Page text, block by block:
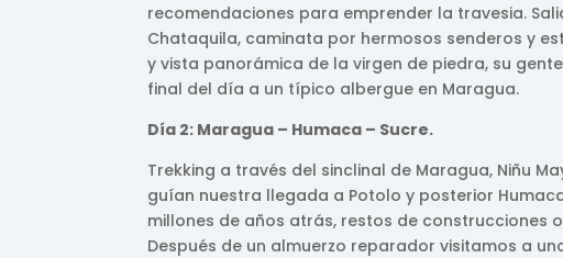
recomendaciones para emprender la travesia.
Chataquila, caminata por hermosos senderos y
y vista panorámica de la virgen de piedra, su
final del día a un típico albergue en Maragua.
Día 2: Maragua – Humaca – Sucre.
Trekking a través del sinclinal de Maragua, Niñu
guían nuestra llegada a Potolo y posterior
millones de años atrás, restos de
Después de un almuerzo reparador visitamos a